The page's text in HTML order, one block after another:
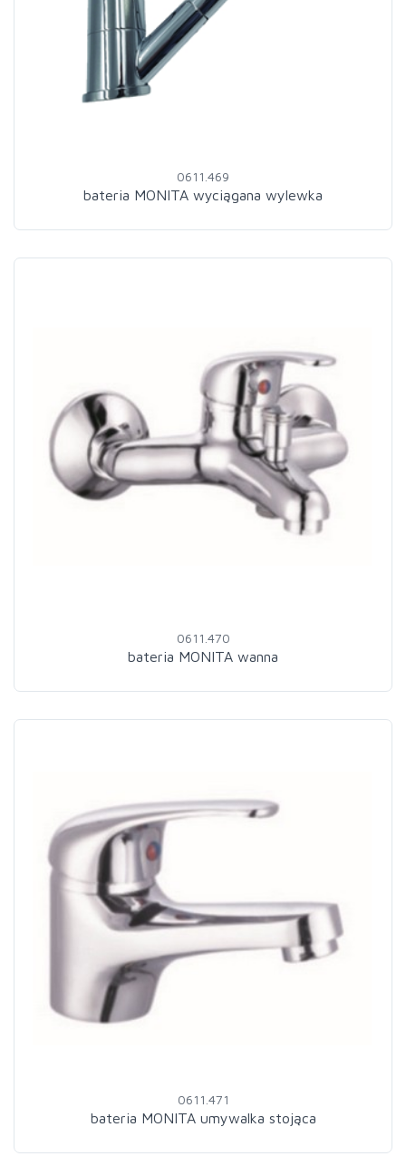
0611.469
bateria MONITA wyciągana wylewka
0611.470
bateria MONITA wanna
0611.471
bateria MONITA umywalka stojąca